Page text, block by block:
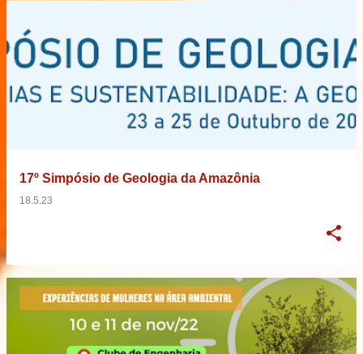
17º Simpósio de Geologia da Amazônia
18.5.23